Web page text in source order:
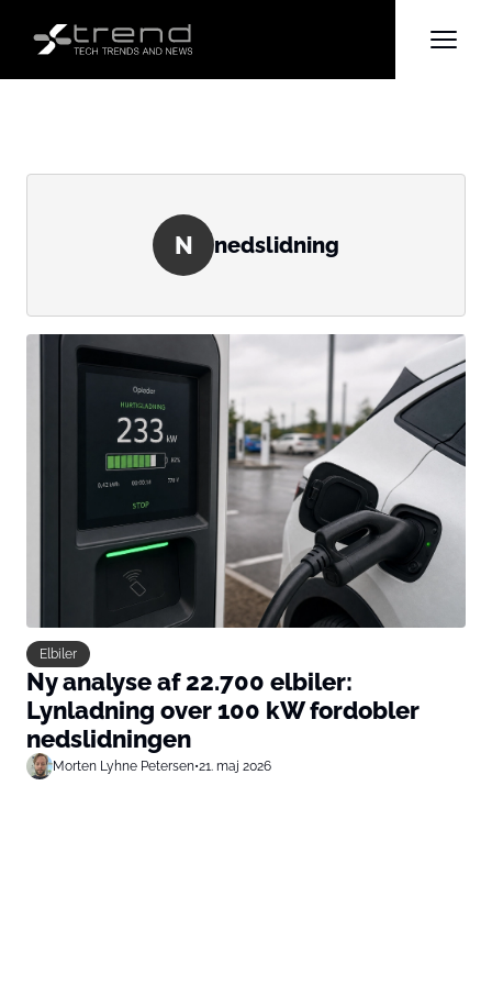
N nedslidning
Elbiler
Ny analyse af 22.700 elbiler:
Lynladning over 100 kW fordobler
nedslidningen
Morten Lyhne Petersen•21. maj 2026